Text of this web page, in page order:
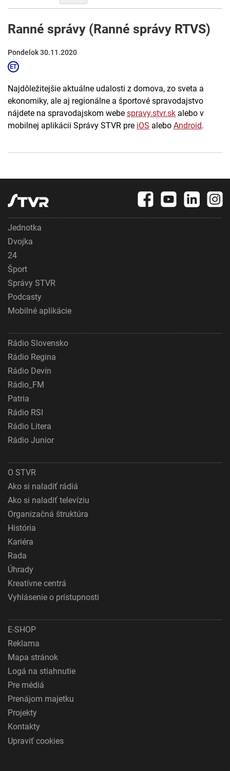
Ranné správy (Ranné správy RTVS)
Pondelok 30.11.2020
Najdôležitejšie aktuálne udalosti z domova, zo sveta a
ekonomiky, ale aj regionálne a športové spravodajstvo
nájdete na spravodajskom webe spravy.stvr.sk alebo v
mobilnej aplikácii Správy STVR pre iOS alebo Android.
Jednotka
Dvojka
24
Šport
Správy STVR
Podcasty
Mobilné aplikácie
Rádio Slovensko
Rádio Regina
Rádio Devín
Rádio_FM
Patria
Rádio RSI
Rádio Litera
Rádio Junior
O STVR
Ako si naladiť rádiá
Ako si naladiť televíziu
Organizačná štruktúra
História
Kariéra
Rada
Úhrady
Kreatívne centrá
Vyhlásenie o prístupnosti
E-SHOP
Reklama
Mapa stránok
Logá na stiahnutie
Pre médiá
Prenájom majetku
Projekty
Kontakty
Upraviť cookies